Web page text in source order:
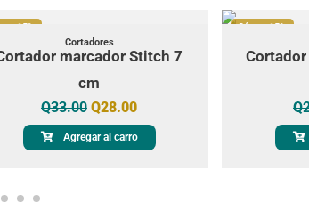
15%
Cortadores
marcador Stitch 7
cm
Q33.00 Q28.00
Agregar al carro
Oferta 15%
Q